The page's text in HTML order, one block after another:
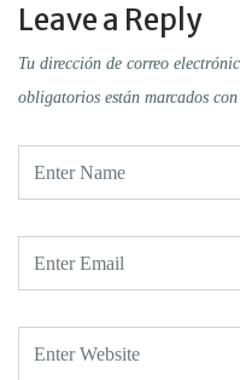
Leave a Reply
Tu dirección de correo
obligatorios están marcados con